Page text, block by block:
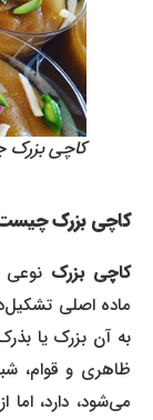
کاچی بزرک
کاچی بزرک چیست؟
کاچی بزرکنوعی
ماده اصلی
به آن بزرک یا
ظاهری و قوام،
می‌شود، دارد، اما